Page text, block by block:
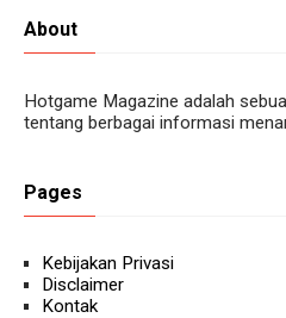
About
Hotgame Magazine adalah
tentang berbagai informasi
Pages
Kebijakan Privasi
Disclaimer
Kontak